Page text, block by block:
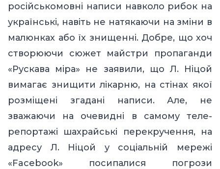
російськомовні написи навколо рибок на
українські, навіть не натякаючи на зміни в
малюнках або їх знищенні. Добре, що хоч
створюючи сюжет майстри пропаганди
«Рускава міра» не заявили, що Л. Ніцой
вимагає знищити лікарню, на стінах якої
розміщені згадані написи. Але, не
зважаючи на очевидні в самому теле-
репортажі шахрайські перекручення, на
адресу Л. Ніцой у соціальній мережі
«Facebook» посипалися погрози